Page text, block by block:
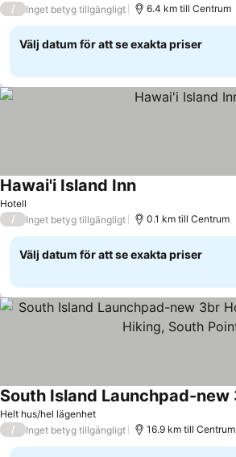
/ Inget betyg tillgängligt 6.4 km till Centrum
Välj datum för att se exakta priser
Hotell
Hawai'i Island Inn
/ Inget betyg tillgängligt 0.1 km till Centrum
Välj datum för att se exakta priser
Helt hus/hel lägenhet
/ Inget betyg tillgängligt 16.9 km till Centrum